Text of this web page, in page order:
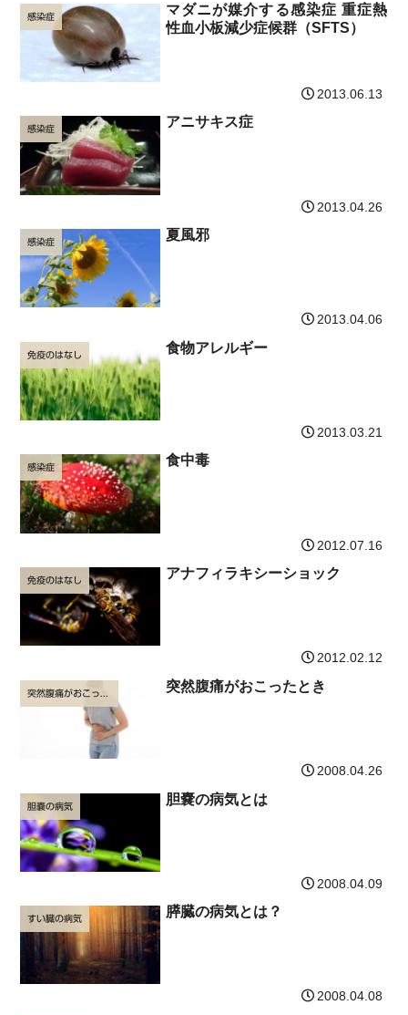
感染症
マダニが媒介する感染症 重症熱
性血小板減少症候群（SFTS）
2013.06.13
感染症 アニサキス症
2013.04.26
感染症 夏風邪
2013.04.06
免疫のはなし 食物アレルギー
2013.03.21
感染症 食中毒
2012.07.16
免疫のはなし アナフィラキシーショック
2012.02.12
突然腹痛がおこったとき
2008.04.26
胆嚢の病気 胆嚢の病気とは
2008.04.09
すい臓の病気 膵臓の病気とは？
2008.04.08